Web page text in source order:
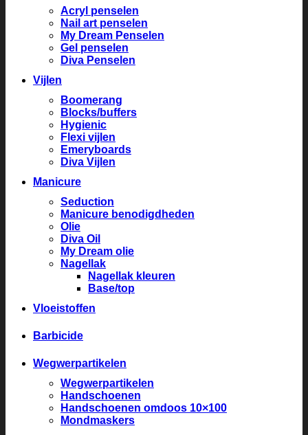
Acryl penselen
Nail art penselen
My Dream Penselen
Gel penselen
Diva Penselen
Vijlen
Boomerang
Blocks/buffers
Hygienic
Flexi vijlen
Emeryboards
Diva Vijlen
Manicure
Seduction
Manicure benodigdheden
Olie
Diva Oil
My Dream olie
Nagellak
Nagellak kleuren
Base/top
Vloeistoffen
Barbicide
Wegwerpartikelen
Wegwerpartikelen
Handschoenen
Handschoenen omdoos 10×100
Mondmaskers